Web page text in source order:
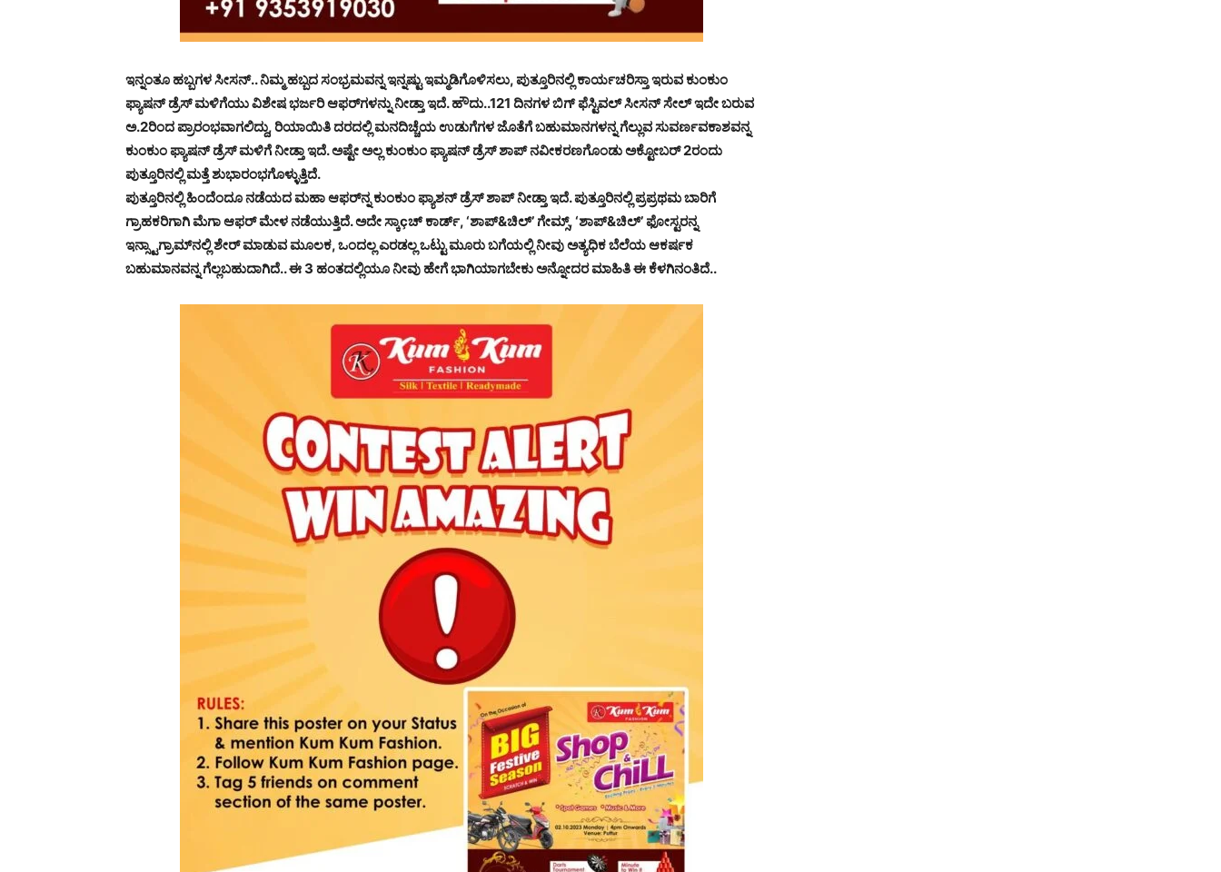
ಇನ್ನಂತೂ ಹಬ್ಬಗಳ ಸೀಸನ್.. ನಿಮ್ಮ ಹಬ್ಬದ ಸಂಭ್ರಮವನ್ನ ಇನ್ನಷ್ಟು ಇಮ್ಮಡಿಗೊಳಿಸಲು, ಪುತ್ತೂರಿನಲ್ಲಿ ಕಾರ್ಯಚರಿಸ್ತಾ ಇರುವ ಕುಂಕುಂ
ಫ್ಯಾಷನ್ ಡ್ರೆಸ್ ಮಳಿಗೆಯು ವಿಶೇಷ ಭರ್ಜರಿ ಆಫರ್‌ಗಳನ್ನು ನೀಡ್ತಾ ಇದೆ. ಹೌದು..121 ದಿನಗಳ ಬಿಗ್ ಫೆಸ್ಟಿವಲ್ ಸೀಸನ್ ಸೇಲ್ ಇದೇ ಬರುವ
ಅ.2ರಿಂದ ಪ್ರಾರಂಭವಾಗಲಿದ್ದು, ರಿಯಾಯಿತಿ ದರದಲ್ಲಿ ಮನದಿಚ್ಚೆಯ ಉಡುಗೆಗಳ ಜೊತೆಗೆ ಬಹುಮಾನಗಳನ್ನ ಗೆಲ್ಲುವ ಸುವರ್ಣವಕಾಶವನ್ನ
ಕುಂಕುಂ ಫ್ಯಾಷನ್ ಡ್ರೆಸ್ ಮಳಿಗೆ ನೀಡ್ತಾ ಇದೆ. ಅಷ್ಟೇ ಅಲ್ಲ ಕುಂಕುಂ ಫ್ಯಾಷನ್ ಡ್ರೆಸ್ ಶಾಪ್ ನವೀಕರಣಗೊಂಡು ಅಕ್ಟೋಬರ್ 2ರಂದು
ಪುತ್ತೂರಿನಲ್ಲಿ ಮತ್ತೆ ಶುಭಾರಂಭಗೊಳ್ಳುತ್ತಿದೆ.
ಪುತ್ತೂರಿನಲ್ಲಿ ಹಿಂದೆಂದೂ ನಡೆಯದ ಮಹಾ ಆಫರ್‌ನ್ನ ಕುಂಕುಂ ಫ್ಯಾಶನ್ ಡ್ರೆಸ್ ಶಾಪ್ ನೀಡ್ತಾ ಇದೆ. ಪುತ್ತೂರಿನಲ್ಲಿ ಪ್ರಪ್ರಥಮ ಬಾರಿಗೆ
ಗ್ರಾಹಕರಿಗಾಗಿ ಮೆಗಾ ಆಫರ್ ಮೇಳ ನಡೆಯುತ್ತಿದೆ. ಅದೇ ಸ್ಕಾçಚ್ ಕಾರ್ಡ್, ‘ಶಾಪ್&ಚಿಲ್’ ಗೇಮ್ಸ್, ‘ಶಾಪ್&ಚಿಲ್’ ಫೋಸ್ಟರನ್ನ
ಇನ್ಸ್ಟಾಗ್ರಾಮ್‌ನಲ್ಲಿ ಶೇರ್ ಮಾಡುವ ಮೂಲಕ, ಒಂದಲ್ಲ ಎರಡಲ್ಲ ಒಟ್ಟು ಮೂರು ಬಗೆಯಲ್ಲಿ ನೀವು ಅತ್ಯಧಿಕ ಬೆಲೆಯ ಆಕರ್ಷಕ
ಬಹುಮಾನವನ್ನ ಗೆಲ್ಲಬಹುದಾಗಿದೆ.. ಈ 3 ಹಂತದಲ್ಲಿಯೂ ನೀವು ಹೇಗೆ ಭಾಗಿಯಾಗಬೇಕು ಅನ್ನೋದರ ಮಾಹಿತಿ ಈ ಕೆಳಗಿನಂತಿದೆ..